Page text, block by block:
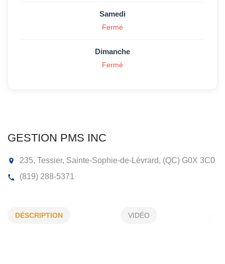
GESTION PMS INC
DÉSCRIPTION VIDÉO
Samedi
Fermé
Dimanche
Fermé